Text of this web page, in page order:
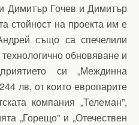
Димитър Гочев и Димитър
стойност на проекта им е
също са спечелили
обновяване и
си „Междинна
лв, от които европарите
компания „Телеман”,
„Горещо” и „Отечествен